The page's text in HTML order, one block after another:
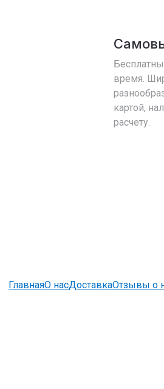
время.
картой,
расчету.
ГлавнаяО насДоставкаОтзывы о